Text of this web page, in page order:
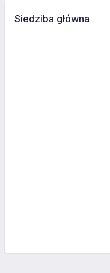
Siedziba główna